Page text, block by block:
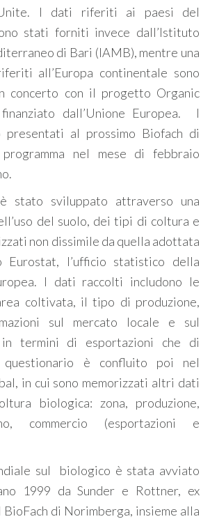
I dati riferiti ai paesi del
stati forniti invece dall’Istituto
di Bari (IAMB), mentre una
all’Europa continentale sono
concerto con il progetto Organic
dall’Unione Europea. I
presentati al prossimo Biofach di
nel mese di febbraio
stato sviluppato attraverso una
del suolo, dei tipi di coltura e
non dissimile da quella adottata
Eurostat, l’ufficio statistico della
I dati raccolti includono le
coltivata, il tipo di produzione,
sul mercato locale e sul
in termini di esportazioni che di
questionario è confluito poi nel
in cui sono memorizzati altri dati
biologica: zona, produzione,
commercio (esportazioni e
sul biologico è stata avviato
1999 da Sunder e Rottner, ex
di Norimberga, insieme alla